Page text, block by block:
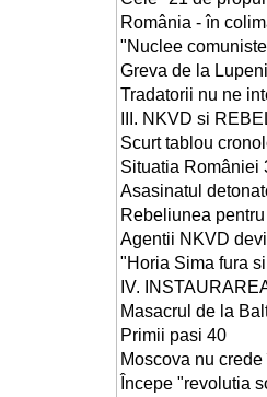
România - în
"Nuclee
Greva de la
Tradatorii nu ne
III. NKVD si
Scurt tablou
Situatia României
Asasinatul
Rebeliunea
Agentii NKVD
"Horia Sima fura
IV.
Masacrul de la
Primii pasi 40
Moscova nu
Începe "revolutia